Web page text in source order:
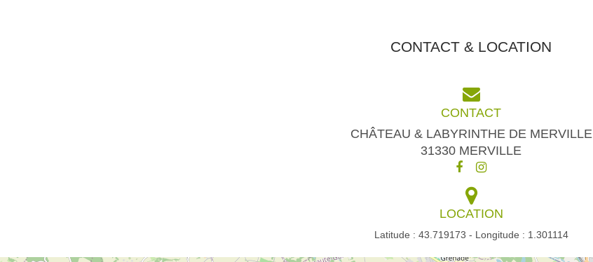
CONTACT & LOCATION
CONTACT
CHÂTEAU & LABYRINTHE DE MERVILLE
31330 MERVILLE
LOCATION
Latitude : 43.719173 - Longitude : 1.301114